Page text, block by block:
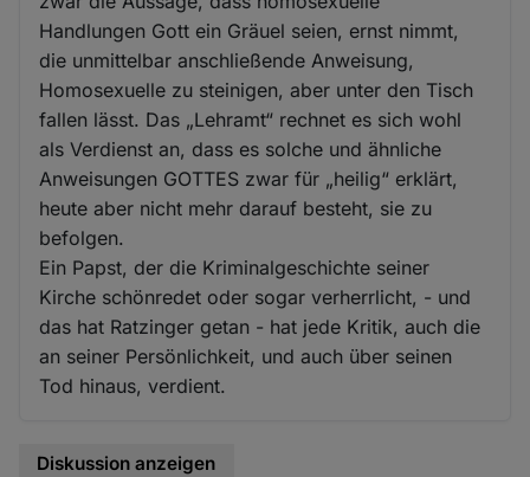
Handlungen Gott ein Gräuel seien, ernst nimmt,
die unmittelbar anschließende Anweisung,
Homosexuelle zu steinigen, aber unter den Tisch
fallen lässt. Das „Lehramt“ rechnet es sich wohl
als Verdienst an, dass es solche und ähnliche
Anweisungen GOTTES zwar für „heilig“ erklärt,
heute aber nicht mehr darauf besteht, sie zu
befolgen.
Ein Papst, der die Kriminalgeschichte seiner
Kirche schönredet oder sogar verherrlicht, - und
das hat Ratzinger getan - hat jede Kritik, auch die
an seiner Persönlichkeit, und auch über seinen
Tod hinaus, verdient.
Diskussion anzeigen